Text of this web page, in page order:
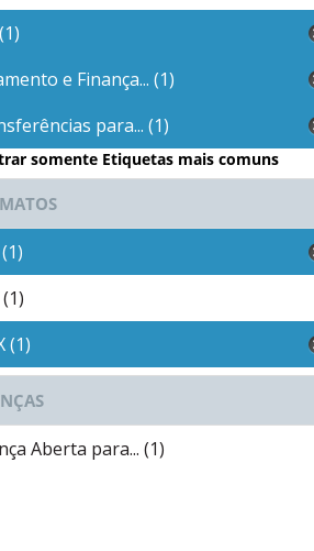
e Finança... (1)
para... (1)
somente Etiquetas mais comuns
(1)
Aberta para... (1)